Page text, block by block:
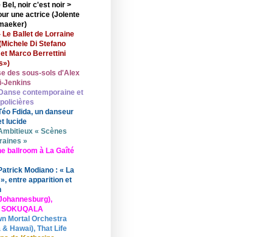
Bel, noir c'est noir >
une actrice (Jolente
Le Ballet de Lorraine
Di Stefano
Marco Berrettini
des sous-sols d'Alex
Jenkins
contemporaine et
Fdida, un danseur
lucide
« Scènes
»
ballroom à La Gaîté
Modiano : « La
entre apparition et
SOKUQALA
Mortal Orchestra
Hawai), That Life